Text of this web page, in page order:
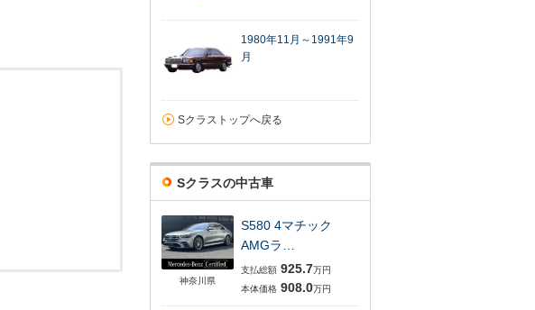
1980年11月～1991年9
月
Sクラストップへ戻る
Sクラスの中古車
神奈川県
S580 4マチック
AMGラ…
支払総額 925.7万円
本体価格 908.0万円